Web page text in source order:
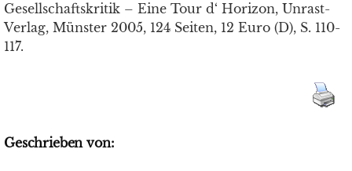
Gesellschaftskritik – Eine Tour d‘ Horizon, Unrast-
Verlag, Münster 2005, 124 Seiten, 12 Euro (D), S. 110-
117.
Geschrieben von: